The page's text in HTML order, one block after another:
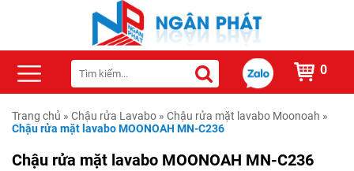
0
Trang chủ » Chậu rửa Lavabo » Chậu rửa mặt lavabo Moonoah »
Chậu rửa mặt lavabo MOONOAH MN-C236
Chậu rửa mặt lavabo MOONOAH MN-C236